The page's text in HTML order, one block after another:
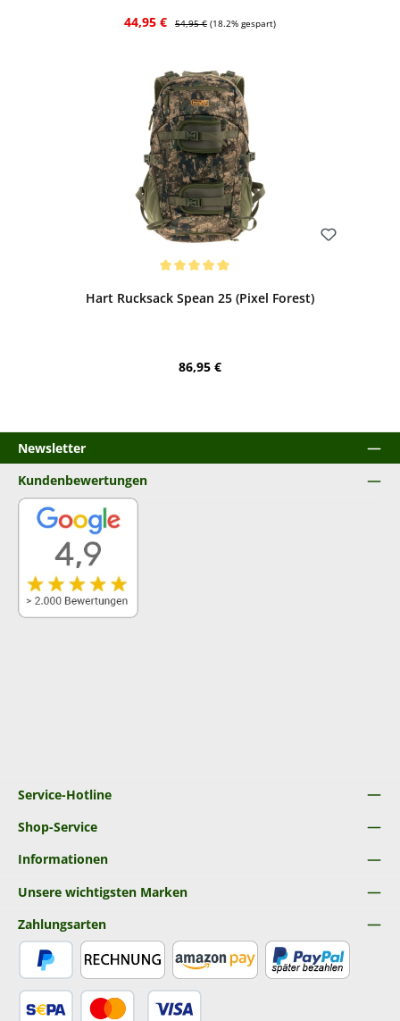
Verkaufspreis:
44,95 € Regulärer Preis:
54,95 € (18.2% gespart)
Hart Rucksack Spean 25 (Pixel Forest)
Regulärer Preis:
86,95 €
Newsletter
Service-Hotline
Shop-Service
Informationen
Unsere wichtigsten Marken
Kundenbewertungen
Zahlungsarten